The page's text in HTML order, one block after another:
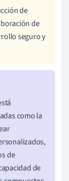
de
de
seguro y
como la
de
de